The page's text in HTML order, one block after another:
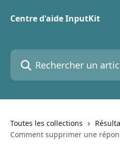
Centre d'aide InputKit
Rechercher un article...
Toutes les collections
Comment supprimer une